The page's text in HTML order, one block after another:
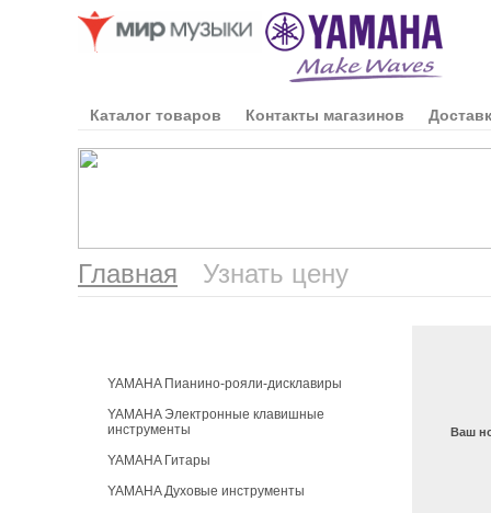
Каталог товаров Контакты магазинов
Главная Узнать цену
YAMAHA Пианино-рояли-дисклавиры
YAMAHA Электронные клавишные
инструменты
YAMAHA Гитары
YAMAHA Духовые инструменты
Ваш